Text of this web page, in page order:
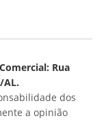
Rua
AL.
dos
a opinião